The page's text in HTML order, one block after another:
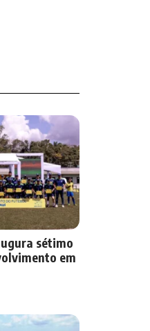
sétimo
em